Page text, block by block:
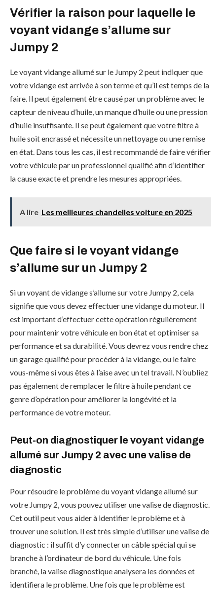
Vérifier la raison pour laquelle le
voyant vidange s’allume sur
Jumpy 2
Le voyant vidange allumé sur le Jumpy 2 peut indiquer que
votre vidange est arrivée à son terme et qu’il est temps de la
faire. Il peut également être causé par un problème avec le
capteur de niveau d’huile, un manque d’huile ou une pression
d’huile insuffisante. Il se peut également que votre filtre à
huile soit encrassé et nécessite un nettoyage ou une remise
en état. Dans tous les cas, il est recommandé de faire vérifier
votre véhicule par un professionnel qualifié afin d’identifier
la cause exacte et prendre les mesures appropriées.
A lire Les meilleures chandelles voiture en 2025
Que faire si le voyant vidange
s’allume sur un Jumpy 2
Si un voyant de vidange s’allume sur votre Jumpy 2, cela
signifie que vous devez effectuer une vidange du moteur. Il
est important d’effectuer cette opération régulièrement
pour maintenir votre véhicule en bon état et optimiser sa
performance et sa durabilité. Vous devrez vous rendre chez
un garage qualifié pour procéder à la vidange, ou le faire
vous-même si vous êtes à l’aise avec un tel travail. N’oubliez
pas également de remplacer le filtre à huile pendant ce
genre d’opération pour améliorer la longévité et la
performance de votre moteur.
Peut-on diagnostiquer le voyant vidange
allumé sur Jumpy 2 avec une valise de
diagnostic
Pour résoudre le problème du voyant vidange allumé sur
votre Jumpy 2, vous pouvez utiliser une valise de diagnostic.
Cet outil peut vous aider à identifier le problème et à
trouver une solution. Il est très simple d’utiliser une valise de
diagnostic : il suffit d’y connecter un câble spécial qui se
branche à l’ordinateur de bord du véhicule. Une fois
branché, la valise diagnostique analysera les données et
identifiera le problème. Une fois que le problème est